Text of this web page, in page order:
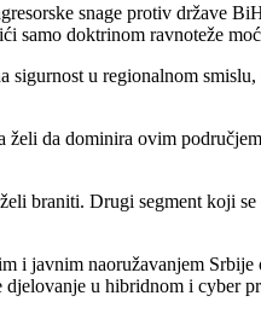
snage protiv države
samo doktrinom ravnoteže
u regionalnom
želi da dominira ovim
braniti. Drugi segment koji
i javnim naoružavanjem Srbije
u hibridnom i cyber